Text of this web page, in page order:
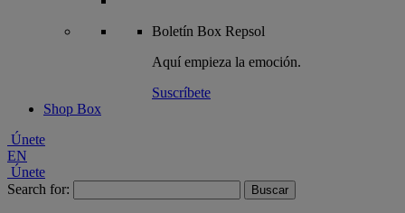
Boletín Box Repsol
Aquí empieza la emoción.
Suscríbete
Shop Box
Únete
EN
Únete
Search for: